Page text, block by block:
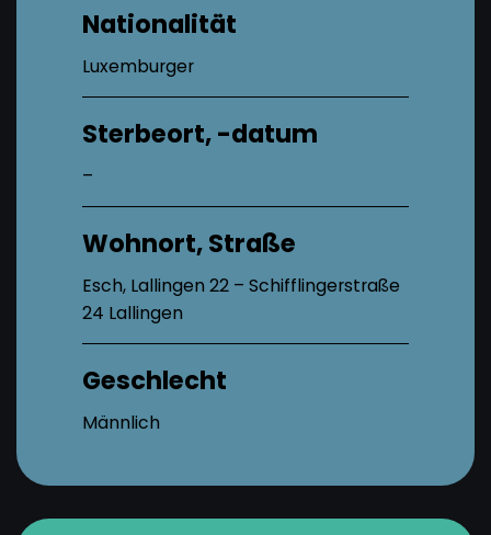
Nationalität
Luxemburger
Sterbeort, -datum
–
Wohnort, Straße
Esch, Lallingen 22 – Schifflingerstraße
24 Lallingen
Geschlecht
Männlich